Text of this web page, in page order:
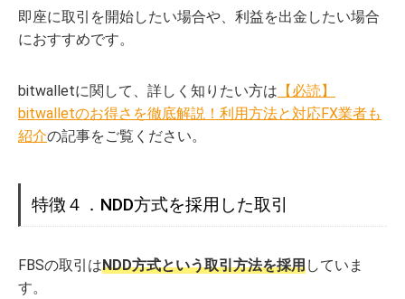
即座に取引を開始したい場合や、利益を出金したい場合
におすすめです。
bitwalletに関して、詳しく知りたい方は 【必読】
bitwalletのお得さを徹底解説！利用方法と対応FX業者も
紹介の記事をご覧ください。
特徴４．NDD方式を採用した取引
FBSの取引はNDD方式という取引方法を採用していま
す。